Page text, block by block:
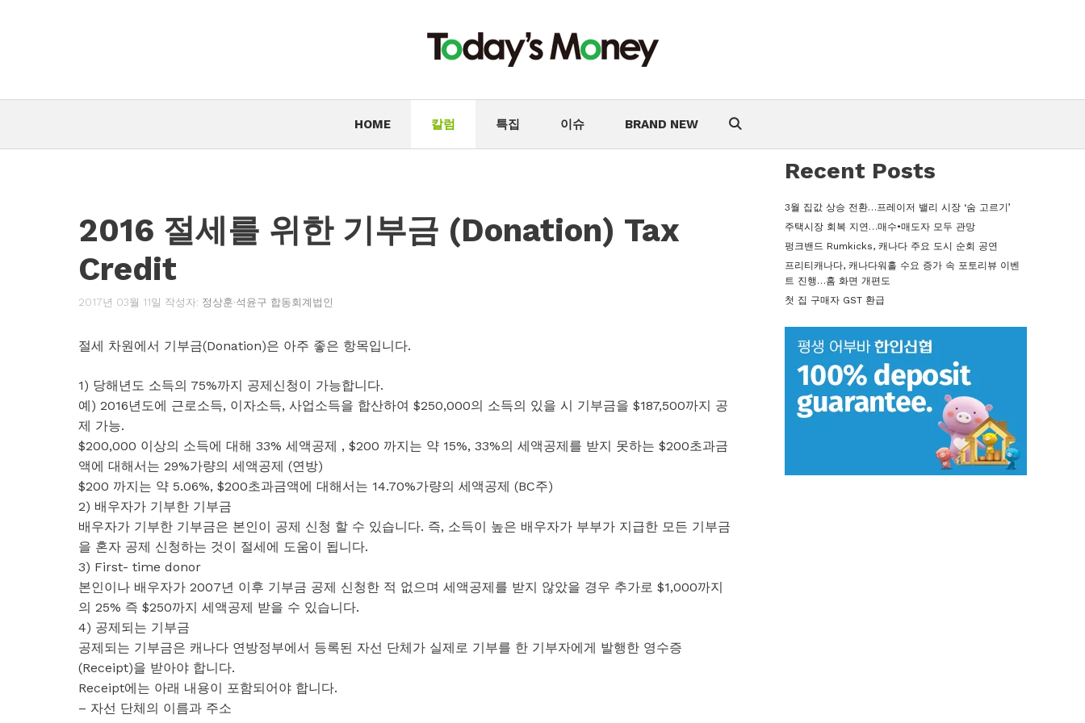
기
HOME 칼럼 특집 이슈 BRAND NEW
2016 절세를 위한 기부금 (Donation) Tax
Credit
2017년 03월 11일 작성자: 정상훈·석윤구 합동회계법인
절세 차원에서 기부금(Donation)은 아주 좋은 항목입니다.
1) 당해년도 소득의 75%까지 공제신청이 가능합니다.
예) 2016년도에 근로소득, 이자소득, 사업소득을 합산하여 $250,000의 소득의 있을 시 기부금을 $187,500까지 공
제 가능.
$200,000 이상의 소득에 대해 33% 세액공제 , $200 까지는 약 15%, 33%의 세액공제를 받지 못하는 $200초과금
액에 대해서는 29%가량의 세액공제 (연방)
$200 까지는 약 5.06%, $200초과금액에 대해서는 14.70%가량의 세액공제 (BC주)
2) 배우자가 기부한 기부금
배우자가 기부한 기부금은 본인이 공제 신청 할 수 있습니다. 즉, 소득이 높은 배우자가 부부가 지급한 모든 기부금
을 혼자 공제 신청하는 것이 절세에 도움이 됩니다.
3) First- time donor
본인이나 배우자가 2007년 이후 기부금 공제 신청한 적 없으며 세액공제를 받지 않았을 경우 추가로 $1,000까지
의 25% 즉 $250까지 세액공제 받을 수 있습니다.
4) 공제되는 기부금
공제되는 기부금은 캐나다 연방정부에서 등록된 자선 단체가 실제로 기부를 한 기부자에게 발행한 영수증
(Receipt)을 받아야 합니다.
Receipt에는 아래 내용이 포함되어야 합니다.
– 자선 단체의 이름과 주소
Recent Posts
3월 집값 상승 전환…프레이저 밸리 시장 ‘숨 고르기’
주택시장 회복 지연…매수•매도자 모두 관망
펑크밴드 Rumkicks, 캐나다 주요 도시 순회 공연
프리티캐나다, 캐나다워홀 수요 증가 속 포토리뷰 이벤
트 진행…홈 화면 개편도
첫 집 구매자 GST 환급